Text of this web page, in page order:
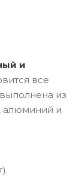
и
все
из
алюминий и